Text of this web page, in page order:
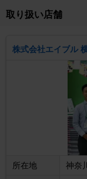
取り扱い店舗
株式会社エイブル
所在地 神奈